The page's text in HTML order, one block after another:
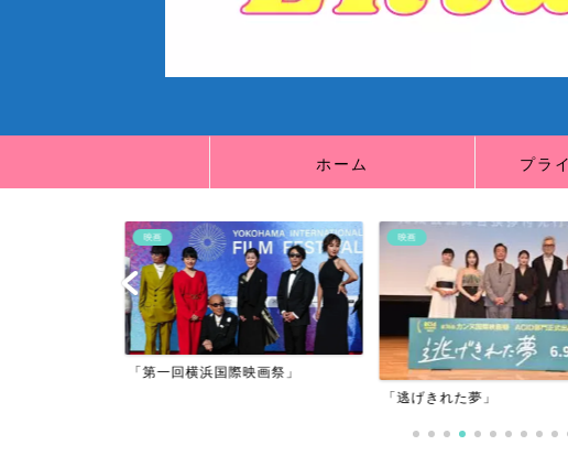
ホーム プラ
映画
「第一回横浜国際映画祭」
映画
「逃げきれた夢」